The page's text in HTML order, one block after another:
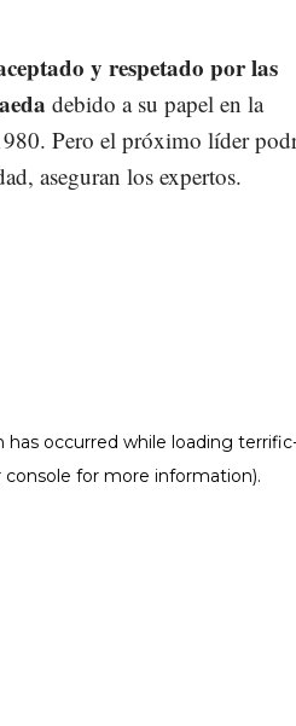
y respetado por las
debido a su papel en la
Pero el próximo líder
aseguran los expertos.